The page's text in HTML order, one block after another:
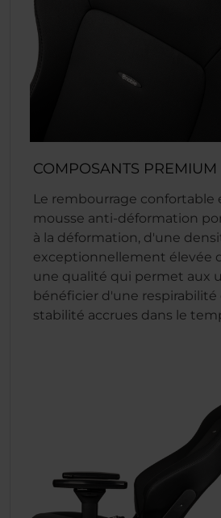
COMPOSANTS PREMIUM
Le rembourrage confortable
mousse anti-déformation
à la déformation, d'une
exceptionnellement élevée
une qualité qui permet aux
bénéficier d'une
stabilité accrues dans le